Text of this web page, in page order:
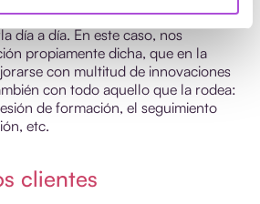
reconsiderar la experiencia de los
día a día. En este caso, nos
propiamente dicha, que en la
con multitud de innovaciones
con todo aquello que la rodea:
de formación, el seguimiento
etc.
clientes